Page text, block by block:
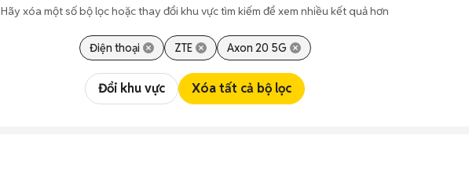
Hãy xóa một số bộ lọc hoặc thay đổi khu vực tìm kiếm để xem nhiều kết quả hơn
Điện thoại ZTE Axon 20 5G
Đổi khu vực Xóa tất cả bộ lọc